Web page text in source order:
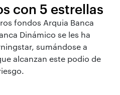
con 5 estrellas
fondos Arquia Banca
Dinámico se les ha
sumándose a
alcanzan este podio de